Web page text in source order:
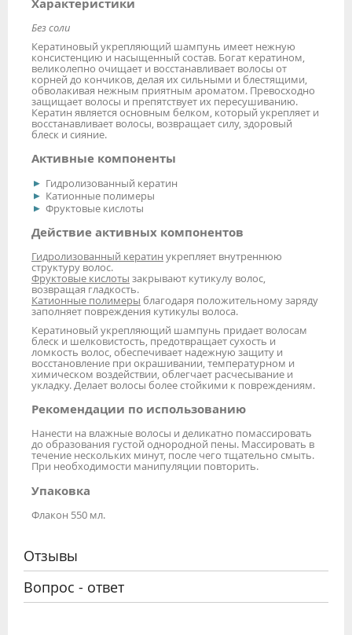
Характеристики
Без соли
Кератиновый укрепляющий шампунь имеет нежную
консистенцию и насыщенный состав. Богат кератином,
великолепно очищает и восстанавливает волосы от
корней до кончиков, делая их сильными и блестящими,
обволакивая нежным приятным ароматом. Превосходно
защищает волосы и препятствует их пересушиванию.
Кератин является основным белком, который укрепляет и
восстанавливает волосы, возвращает силу, здоровый
блеск и сияние.
Активные компоненты
Гидролизованный кератин
Катионные полимеры
Фруктовые кислоты
Действие активных компонентов
Гидролизованный кератин укрепляет внутреннюю
структуру волос.
Фруктовые кислоты закрывают кутикулу волос,
возвращая гладкость.
Катионные полимеры благодаря положительному заряду
заполняет повреждения кутикулы волоса.
Кератиновый укрепляющий шампунь придает волосам
блеск и шелковистость, предотвращает сухость и
ломкость волос, обеспечивает надежную защиту и
восстановление при окрашивании, температурном и
химическом воздействии, облегчает расчесывание и
укладку. Делает волосы более стойкими к повреждениям.
Рекомендации по использованию
Нанести на влажные волосы и деликатно помассировать
до образования густой однородной пены. Массировать в
течение нескольких минут, после чего тщательно смыть.
При необходимости манипуляции повторить.
Упаковка
Флакон 550 мл.
Отзывы
Вопрос - ответ